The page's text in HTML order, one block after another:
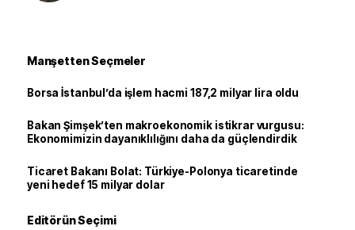
Manşetten Seçmeler
Borsa İstanbul’da işlem hacmi 187,2 milyar lira oldu
Bakan Şimşek’ten makroekonomik istikrar vurgusu:
Ekonomimizin dayanıklılığını daha da güçlendirdik
Ticaret Bakanı Bolat: Türkiye-Polonya ticaretinde
yeni hedef 15 milyar dolar
Editörün Seçimi